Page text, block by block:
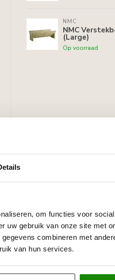
om functies voor
uw gebruik van onze site met
combineren met
van hun services.
NMC
NMC
(Large)
Op voorraad